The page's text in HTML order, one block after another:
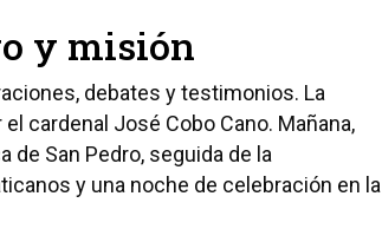
y misión
debates y testimonios. La
cardenal José Cobo Cano. Mañana,
de San Pedro, seguida de la
y una noche de celebración en la